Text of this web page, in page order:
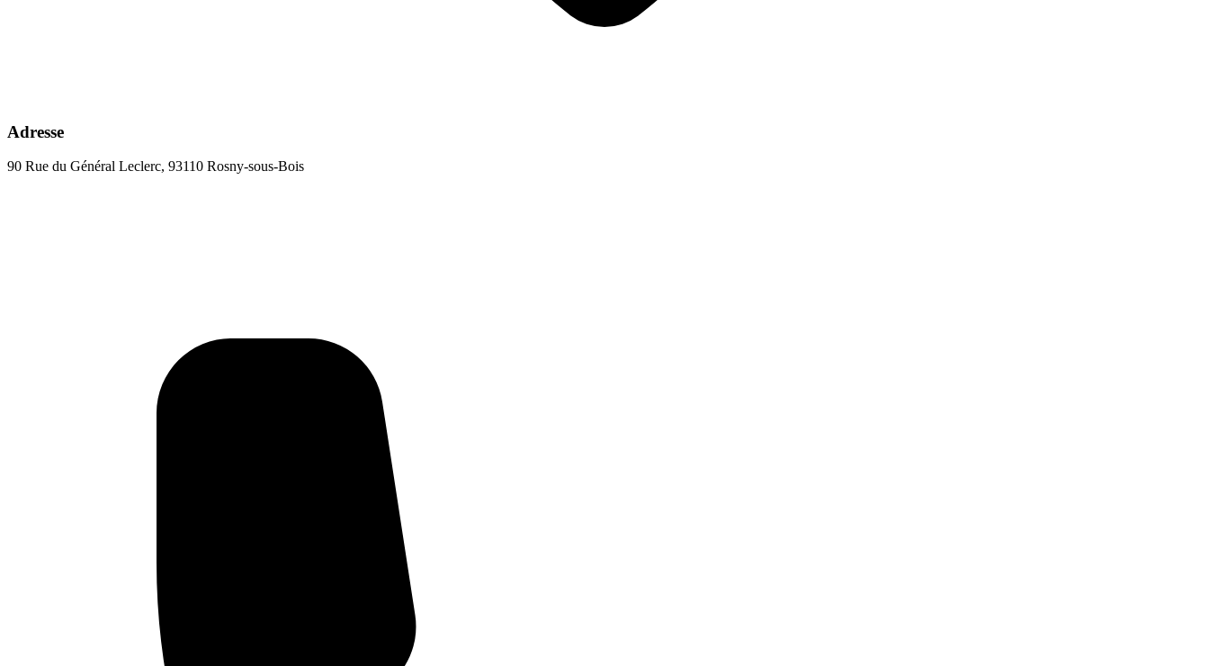
Adresse
90 Rue du Général Leclerc, 93110 Rosny-sous-Bois